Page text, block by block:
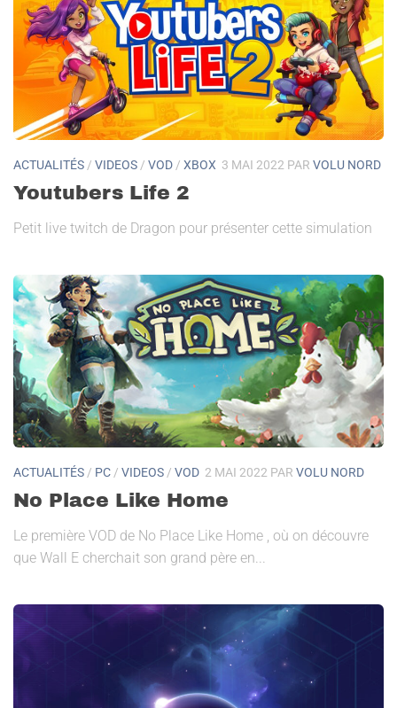
ACTUALITÉS / VIDEOS / VOD / XBOX 3 MAI 2022 PAR VOLU NORD
Youtubers Life 2
Petit live twitch de Dragon pour présenter cette simulation
ACTUALITÉS / PC / VIDEOS / VOD 2 MAI 2022 PAR VOLU NORD
No Place Like Home
Le première VOD de No Place Like Home , où on découvre
que Wall E cherchait son grand père en...